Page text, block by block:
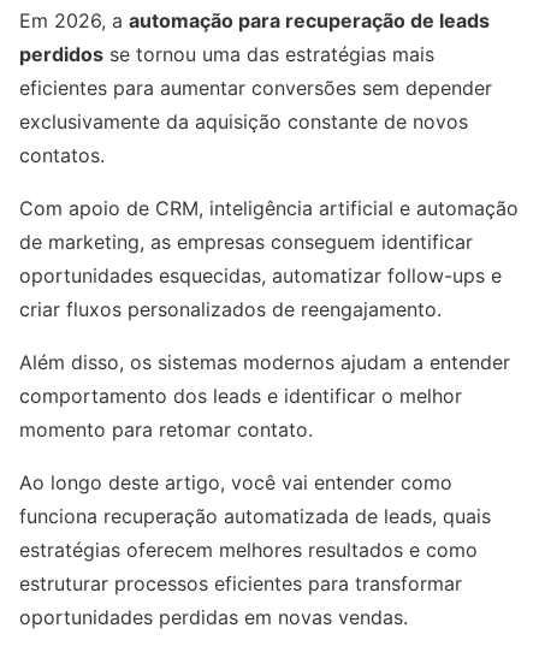
Em 2026, a automação para recuperação de leads
perdidos se tornou uma das estratégias mais
eficientes para aumentar conversões sem depender
exclusivamente da aquisição constante de novos
contatos.
Com apoio de CRM, inteligência artificial e automação
de marketing, as empresas conseguem identificar
oportunidades esquecidas, automatizar follow-ups e
criar fluxos personalizados de reengajamento.
Além disso, os sistemas modernos ajudam a entender
comportamento dos leads e identificar o melhor
momento para retomar contato.
Ao longo deste artigo, você vai entender como
funciona recuperação automatizada de leads, quais
estratégias oferecem melhores resultados e como
estruturar processos eficientes para transformar
oportunidades perdidas em novas vendas.